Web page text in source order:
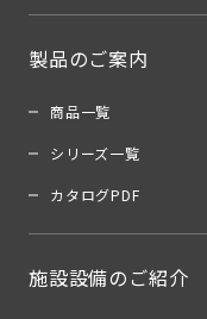
製品のご案内
商品一覧
シリーズ一覧
カタログPDF
施設設備のご紹介